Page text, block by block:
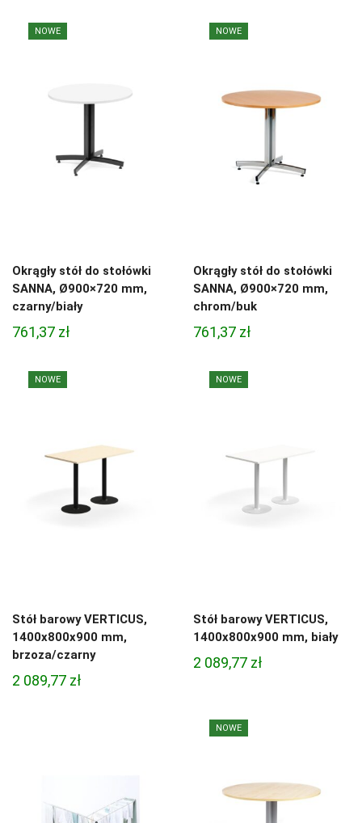
NOWE
Okrągły stół do stołówki
SANNA, Ø900×720 mm,
czarny/biały
761,37 zł
NOWE
Okrągły stół do stołówki
SANNA, Ø900×720 mm,
chrom/buk
761,37 zł
NOWE
Stół barowy VERTICUS,
1400x800x900 mm,
brzoza/czarny
2 089,77 zł
NOWE
Stół barowy VERTICUS,
1400x800x900 mm, biały
2 089,77 zł
NOWE